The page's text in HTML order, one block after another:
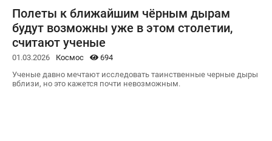
Полеты к ближайшим чёрным дырам
будут возможны уже в этом столетии,
считают ученые
01.03.2026 Космос
694
Ученые давно мечтают исследовать таинственные черные дыры
вблизи, но это кажется почти невозможным.